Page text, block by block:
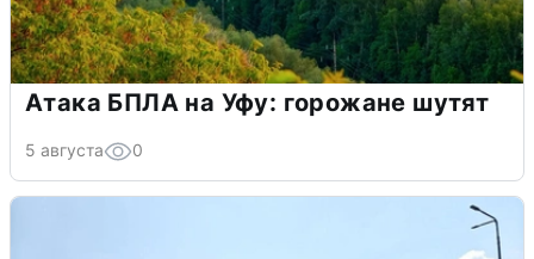
Атака БПЛА на Уфу: горожане шутят
5 августа 0